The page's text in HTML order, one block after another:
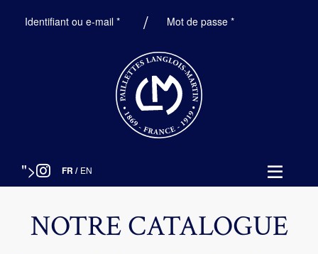
Identifiant ou e-mail *ObligatoireMot de passe*Obligatoire
"> FR / EN
NOTRE CATALOGUE